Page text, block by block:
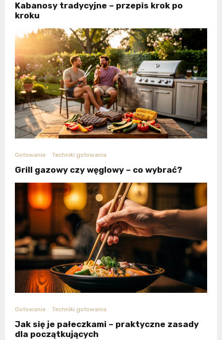
Kabanosy tradycyjne – przepis krok po
kroku
Gotowanie Techniki gotowania
Grill gazowy czy węglowy – co wybrać?
Gotowanie Techniki gotowania
Jak się je pałeczkami – praktyczne zasady
dla początkujących